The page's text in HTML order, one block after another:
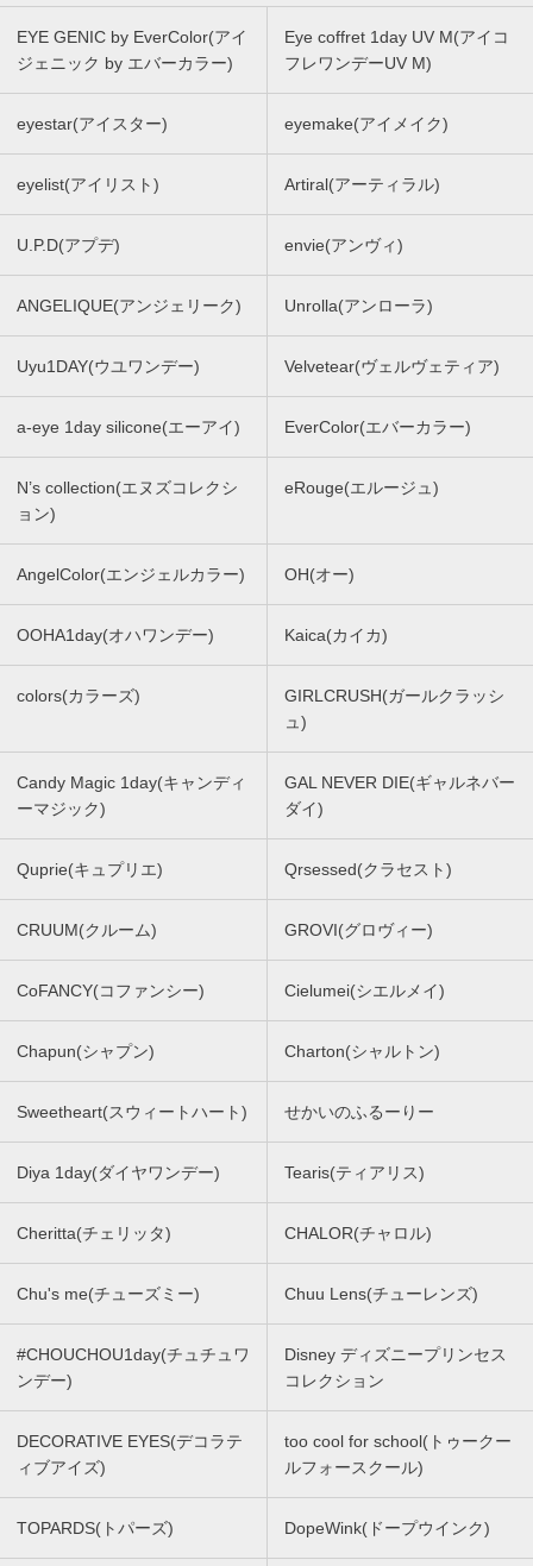
EYE GENIC by EverColor(アイ
ジェニック by エバーカラー)
Eye coffret 1day UV M(アイコ
フレワンデーUV M)
eyestar(アイスター) eyemake(アイメイク)
eyelist(アイリスト) Artiral(アーティラル)
U.P.D(アプデ) envie(アンヴィ)
ANGELIQUE(アンジェリーク) Unrolla(アンローラ)
Uyu1DAY(ウユワンデー) Velvetear(ヴェルヴェティア)
a-eye 1day silicone(エーアイ) EverColor(エバーカラー)
N’s collection(エヌズコレクシ
ョン)
eRouge(エルージュ)
AngelColor(エンジェルカラー) OH(オー)
OOHA1day(オハワンデー) Kaica(カイカ)
colors(カラーズ)
GIRLCRUSH(ガールクラッシ
ュ)
Candy Magic 1day(キャンディ
ーマジック)
GAL NEVER DIE(ギャルネバー
ダイ)
Quprie(キュプリエ) Qrsessed(クラセスト)
CRUUM(クルーム) GROVI(グロヴィー)
CoFANCY(コファンシー) Cielumei(シエルメイ)
Chapun(シャプン) Charton(シャルトン)
Sweetheart(スウィートハート) せかいのふるーりー
Diya 1day(ダイヤワンデー) Tearis(ティアリス)
Cheritta(チェリッタ) CHALOR(チャロル)
Chu's me(チューズミー) Chuu Lens(チューレンズ)
#CHOUCHOU1day(チュチュワ
ンデー)
Disney ディズニープリンセス
コレクション
DECORATIVE EYES(デコラテ
ィブアイズ)
too cool for school(トゥークー
ルフォースクール)
TOPARDS(トパーズ) DopeWink(ドープウインク)